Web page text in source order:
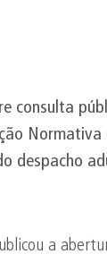
consulta
Normativa
despacho
a